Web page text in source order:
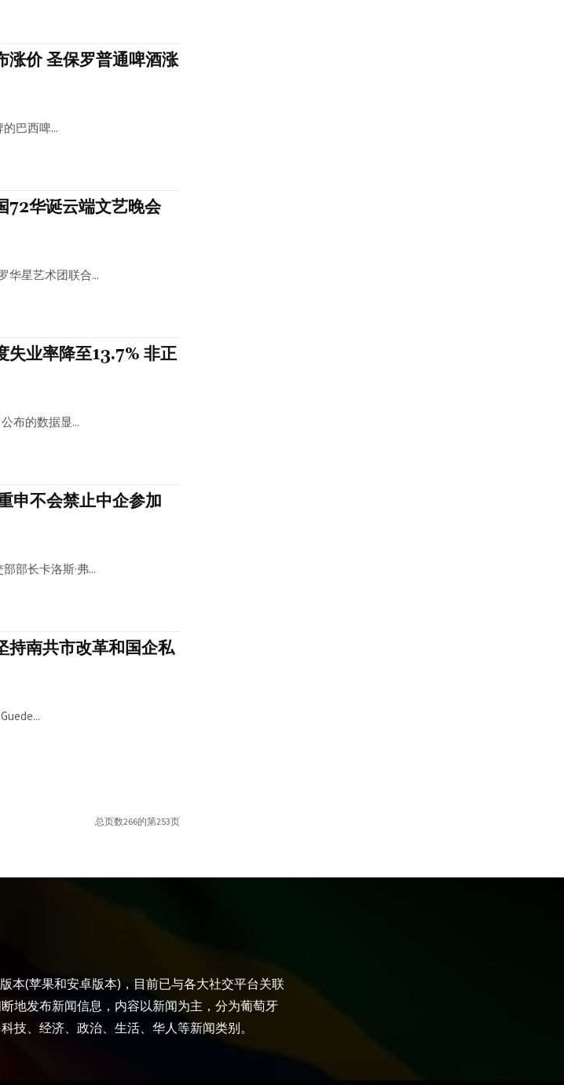
涨价 圣保罗普通啤酒涨
巴西啤...
72华诞云端文艺晚会
华星艺术团联合...
失业率降至13.7% 非正
布的数据显...
申不会禁止中企参加
部长卡洛斯·弗...
持南共市改革和国企私
总页数266的第253页
本(苹果和安卓版本)，目前已与各大社交平台关联
地发布新闻信息，内容以新闻为主，分为葡萄牙
技、经济、政治、生活、华人等新闻类别。